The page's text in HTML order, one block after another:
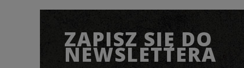
ZAPISZ SIĘ DO
NEWSLETTERA